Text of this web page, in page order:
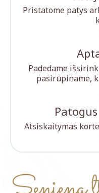
Pristatome patys
Padedame
pasirūpiname,
Atsiskaitymas